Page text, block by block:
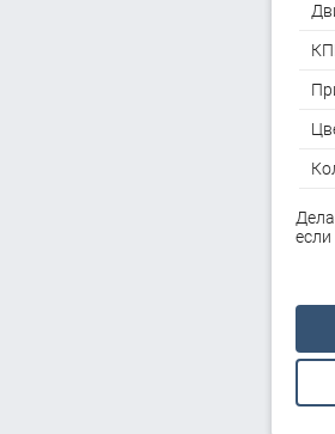
если